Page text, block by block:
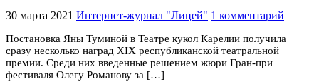
30 марта 2021 Интернет-журнал "Лицей" 1 комментарий
Постановка Яны Туминой в Театре кукол Карелии получила
сразу несколько наград ХIX республиканской театральной
премии. Среди них введенные решением жюри Гран-при
фестиваля Олегу Романову за […]